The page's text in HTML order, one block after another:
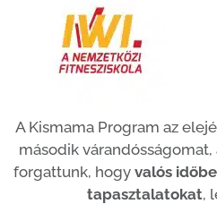
A Kismama Program az
második
forgattunk, hogy valós
tapasztalatokat,